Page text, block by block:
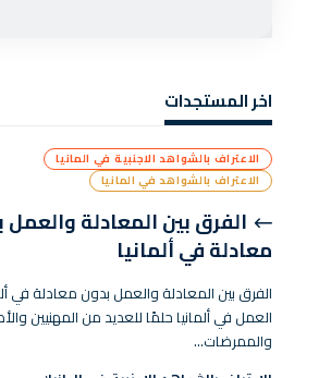
اخر المستجدات
الاعتراف بالشواهد الاجنبية في المانيا
الاعتراف بالشواهد في المانيا
الفرق بين المعادلة
معادلة في ألمانيا
الفرق بين المعادلة والعمل بدون معادلة في
العمل في ألمانيا حلمًا للعديد من المهنيين
والممرضات…